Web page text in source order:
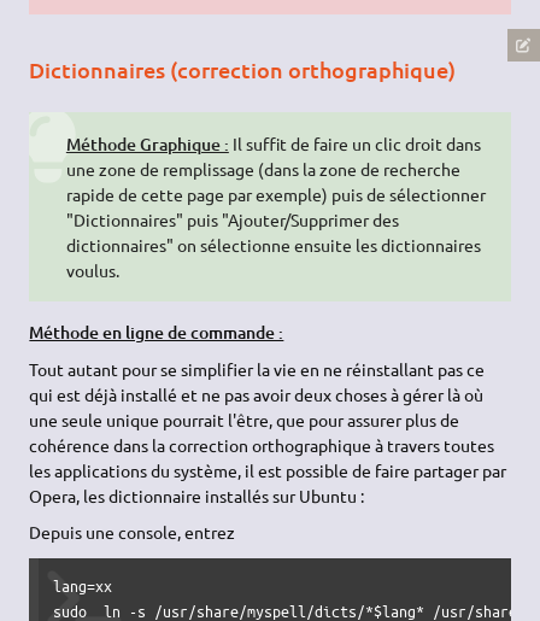
Dictionnaires (correction orthographique)
Méthode Graphique : Il suffit de faire un clic droit dans
une zone de remplissage (dans la zone de recherche
rapide de cette page par exemple) puis de sélectionner
"Dictionnaires" puis "Ajouter/Supprimer des
dictionnaires" on sélectionne ensuite les dictionnaires
voulus.
Méthode en ligne de commande :
Tout autant pour se simplifier la vie en ne réinstallant pas ce
qui est déjà installé et ne pas avoir deux choses à gérer là où
une seule unique pourrait l'être, que pour assurer plus de
cohérence dans la correction orthographique à travers toutes
les applications du système, il est possible de faire partager par
Opera, les dictionnaire installés sur Ubuntu :
Depuis une console, entrez
lang=xx
sudo  ln -s /usr/share/myspell/dicts/*$lang* /usr/share/